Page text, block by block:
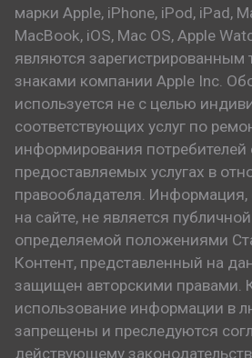
марки Apple, iPhone, iPod, iPad,
MacBook, iOS, Mac OS, Apple
являются зарегистрированным
знаками компании Apple Inc.
используется не с целью
соответствующих услуг по
информирования потребителей
предоставляемых услугах в
правообладателя. Информация,
на сайте, не является
определяемой положениями
Контент, представленный на
защищен авторскими правами.
использование информации в
запрещены и преследуются
действующему